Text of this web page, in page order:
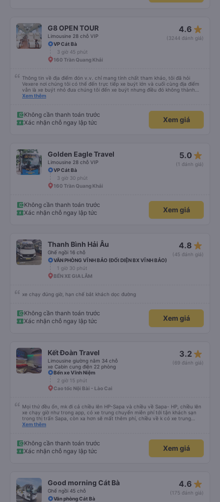
G8 OPEN TOUR
Limousine 28 chỗ VIP
4.6 star_rate
(3244 đánh giá)
VP Cát Bà
3 giờ 45 phút
160 Trần Quang Khải
Thông tin về địa điểm đón v.v. chỉ mang tính chất tham khảo, tôi đã hỏi
Vexere nơi chúng tôi có thể đến trực tiếp xe buýt lớn và cuối cùng địa điểm
vẫn là xe buýt nhỏ đưa chúng tôi đến xe buýt nhưng điều đó không thành
vấn đề. Chúng tôi khởi hành đúng giờ từ Hà Nội nhưng đã nghỉ rất lâu ở sân
30 phút hai lần ở khu vực đường cao tốc (3 nghìn đồng để sử dụng phòng
tắm và chúng rất sạch sẽ) và cũng có thể mua rất nhiều đồ ăn nhẹ và thức
ăn khác nhau. Ghế ngồi rất thoải mái! Hãy nhớ rằng đôi khi chất lượng đường
có thể sử dụng chúng vì chúng trống. Nhìn chung là một hành trình rất tốt :)
Xem thêm
Không cần thanh toán trước
Xác nhận chỗ ngay lập tức
Xem giá
Golden Eagle Travel
Limousine 28 chỗ VIP
5.0 star_rate
(1 đánh giá)
VP Cát Bà
3 giờ 30 phút
160 Trần Quang Khải
Không cần thanh toán trước
Xác nhận chỗ ngay lập tức
Xem giá
Thanh Bình Hải Âu
Ghế ngồi 16 chỗ
4.8 star_rate
(45 đánh giá)
VĂN PHÒNG VĨNH BẢO (ĐỐI DIỆN BX VĨNH BẢO)
1 giờ 30 phút
BẾN XE GIA LÂM
xe chạy đúng giờ, hạn chế bắt khách dọc đường
Không cần thanh toán trước
Xác nhận chỗ ngay lập tức
Xem giá
Kết Đoàn Travel
Limousine giường nằm 34 chỗ
xe Cabin cung điện 22 phòng
3.2 star_rate
(69 đánh giá)
Bến xe Vĩnh Niệm
2 giờ 15 phút
Cao tốc Nội Bài - Lào Cai
Mọi thứ đều ổn, mk đi cả chiều lên HP-Sapa và chiều về Sapa- HP, chiều lên
xe chạy giờ như trong app, có xe trung chuyển miễn phí tới tận khách sạn
trong thị trấn Sapa, còn xa hơn sẽ mất thêm phí, chiều về k có xe trung
chuyển đón, phải tự ra điểm đón tại 599 Điện Biên Phủ, chiều về xe đi nhah
Xem thêm
Không cần thanh toán trước
Xác nhận chỗ ngay lập tức
Xem giá
Good morning Cát Bà
Ghế ngồi 45 chỗ
4.6 star_rate
(175 đánh giá)
Văn phòng Cát Bà